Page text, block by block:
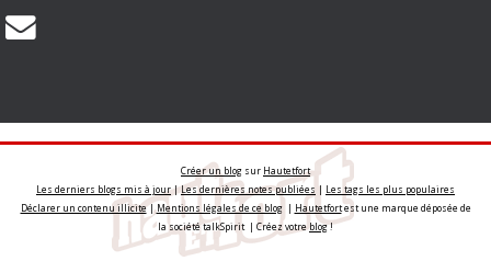
Créer un blog sur Hautetfort
Les derniers blogs mis à jour|Les dernières notes publiées | Les tags les plus populaires
Déclarer un contenu illicite|Mentions légales de ce blog| Hautetfortest une marque déposée de
la société talkSpirit | Créez votreblog!